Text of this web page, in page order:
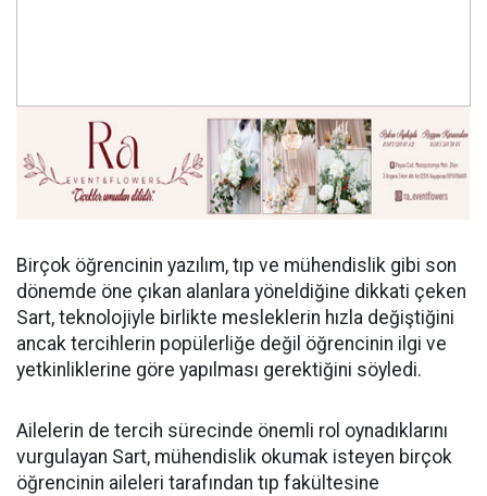
Birçok öğrencinin yazılım, tıp ve mühendislik gibi son
dönemde öne çıkan alanlara yöneldiğine dikkati çeken
Sart, teknolojiyle birlikte mesleklerin hızla değiştiğini
ancak tercihlerin popülerliğe değil öğrencinin ilgi ve
yetkinliklerine göre yapılması gerektiğini söyledi.
Ailelerin de tercih sürecinde önemli rol oynadıklarını
vurgulayan Sart, mühendislik okumak isteyen birçok
öğrencinin aileleri tarafından tıp fakültesine